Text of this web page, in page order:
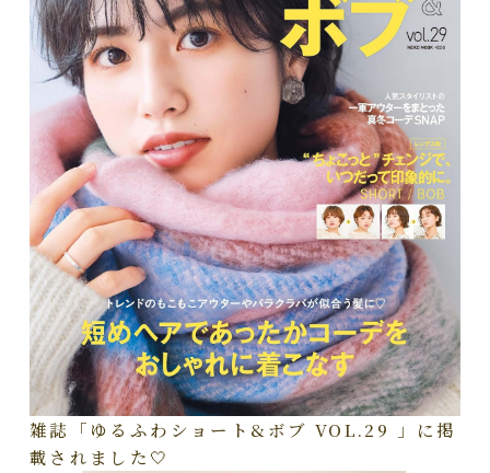
雑誌「ゆるふわショート&ボブ VOL.29 」に掲
載されました🤍